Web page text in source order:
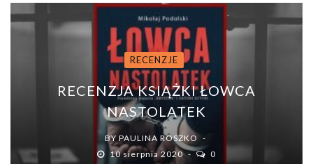
RECENZJE
RECENZJA KSIĄŻKI ŁOWCA
NASTOLATEK
BY PAULINA ROSZKO
10 sierpnia 2020
0